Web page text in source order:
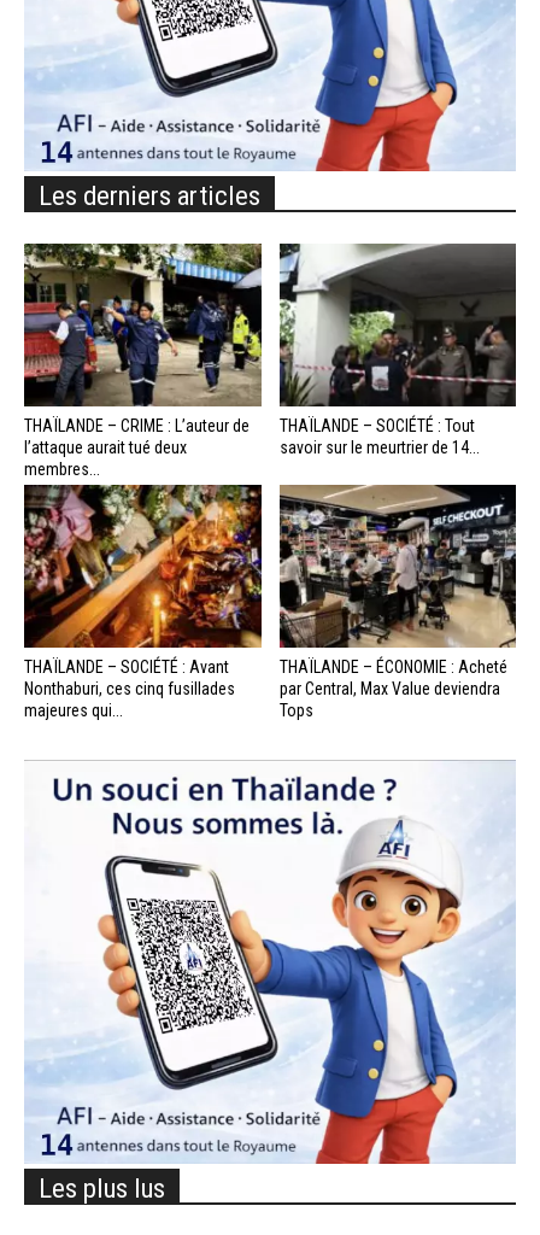
Les derniers articles
THAÏLANDE – CRIME : L’auteur de
l’attaque aurait tué deux
membres...
THAÏLANDE – SOCIÉTÉ : Tout
savoir sur le meurtrier de 14...
THAÏLANDE – SOCIÉTÉ : Avant
Nonthaburi, ces cinq fusillades
majeures qui...
THAÏLANDE – ÉCONOMIE : Acheté
par Central, Max Value deviendra
Tops
Les plus lus